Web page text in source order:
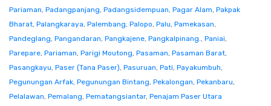
Pariaman, Padangpanjang, Padangsidempuan, Pagar Alam, Pakpak
Bharat, Palangkaraya, Palembang, Palopo, Palu, Pamekasan,
Pandeglang, Pangandaran, Pangkajene, Pangkalpinang., Paniai,
Parepare, Pariaman, Parigi Moutong, Pasaman, Pasaman Barat,
Pasangkayu, Paser (Tana Paser), Pasuruan, Pati, Payakumbuh,
Pegunungan Arfak, Pegunungan Bintang, Pekalongan, Pekanbaru,
Pelalawan, Pemalang, Pematangsiantar, Penajam Paser Utara